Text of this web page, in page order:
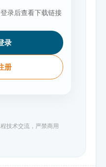
录后查看下载链接
录
册
技术交流，严禁商用